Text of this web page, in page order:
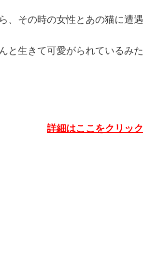
、その時の女性とあの猫に遭遇
と生きて可愛がられているみた
詳細はここをクリック